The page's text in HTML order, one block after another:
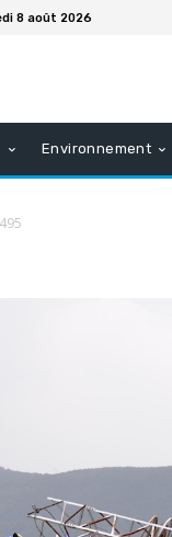
8 août 2026
Environnement